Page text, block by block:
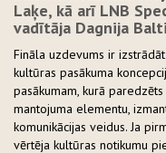
Laķe, kā arī LNB
vadītāja Dagnija
Fināla uzdevums ir
kultūras pasākuma
pasākumam, kurā
mantojuma elementu,
komunikācijas veidus. Ja
vērtēja kultūras notikumu